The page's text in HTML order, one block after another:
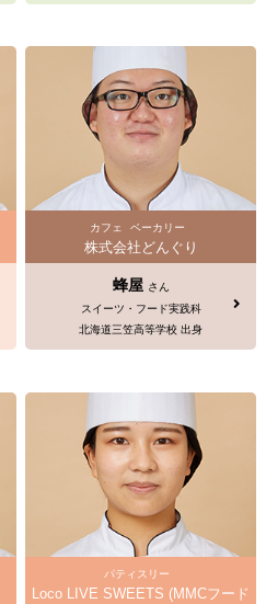
カフェ ベーカリー
株式会社どんぐり
蜂屋 さん
スイーツ・フード実践科
北海道三笠高等学校 出身
パティスリー
Loco LIVE SWEETS (MMCフード